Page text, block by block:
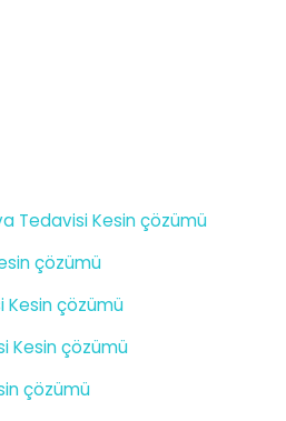
Tedavisi Kesin çözümü
çözümü
Kesin çözümü
Kesin çözümü
çözümü